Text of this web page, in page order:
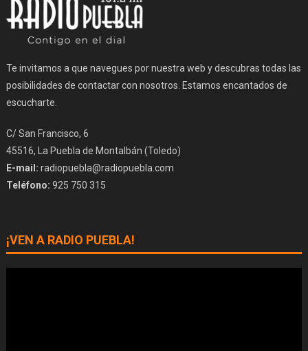
Te invitamos a que navegues por nuestra web y descubras todas las
posibilidades de contactar con nosotros. Estamos encantados de
escucharte.
C/ San Francisco, 6
45516, La Puebla de Montalbán (Toledo)
E-mail: radiopuebla@radiopuebla.com
Teléfono: 925 750 315
¡VEN A RADIO PUEBLA!